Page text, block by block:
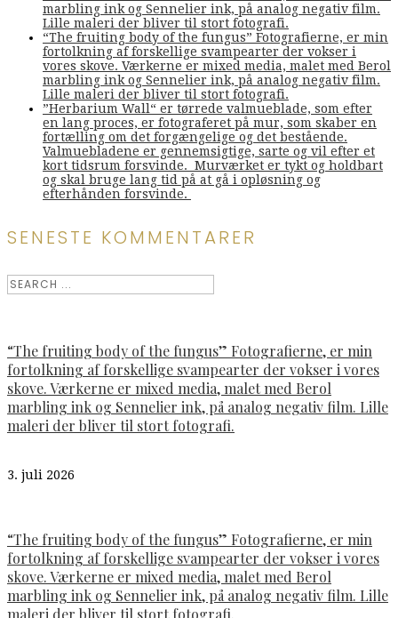
marbling ink og Sennelier ink, på analog negativ film.
Lille maleri der bliver til stort fotografi.
“The fruiting body of the fungus” Fotografierne, er min
fortolkning af forskellige svampearter der vokser i
vores skove. Værkerne er mixed media, malet med Berol
marbling ink og Sennelier ink, på analog negativ film.
Lille maleri der bliver til stort fotografi.
”Herbarium Wall“ er tørrede valmueblade, som efter
en lang proces, er fotograferet på mur, som skaber en
fortælling om det forgængelige og det bestående.
Valmuebladene er gennemsigtige, sarte og vil efter et
kort tidsrum forsvinde. Murværket er tykt og holdbart
og skal bruge lang tid på at gå i opløsning og
efterhånden forsvinde.
SENESTE KOMMENTARER
“The fruiting body of the fungus” Fotografierne, er min
fortolkning af forskellige svampearter der vokser i vores
skove. Værkerne er mixed media, malet med Berol
marbling ink og Sennelier ink, på analog negativ film. Lille
maleri der bliver til stort fotografi.
3. juli 2026
“The fruiting body of the fungus” Fotografierne, er min
fortolkning af forskellige svampearter der vokser i vores
skove. Værkerne er mixed media, malet med Berol
marbling ink og Sennelier ink, på analog negativ film. Lille
maleri der bliver til stort fotografi.